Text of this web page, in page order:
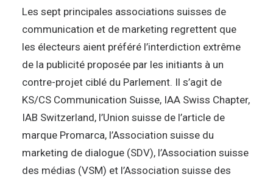
Les sept principales associations suisses de
communication et de marketing regrettent que
les électeurs aient préféré l’interdiction extrême
de la publicité proposée par les initiants à un
contre-projet ciblé du Parlement. Il s’agit de
KS/CS Communication Suisse, IAA Swiss Chapter,
IAB Switzerland, l’Union suisse de l’article de
marque Promarca, l’Association suisse du
marketing de dialogue (SDV), l’Association suisse
des médias (VSM) et l’Association suisse des